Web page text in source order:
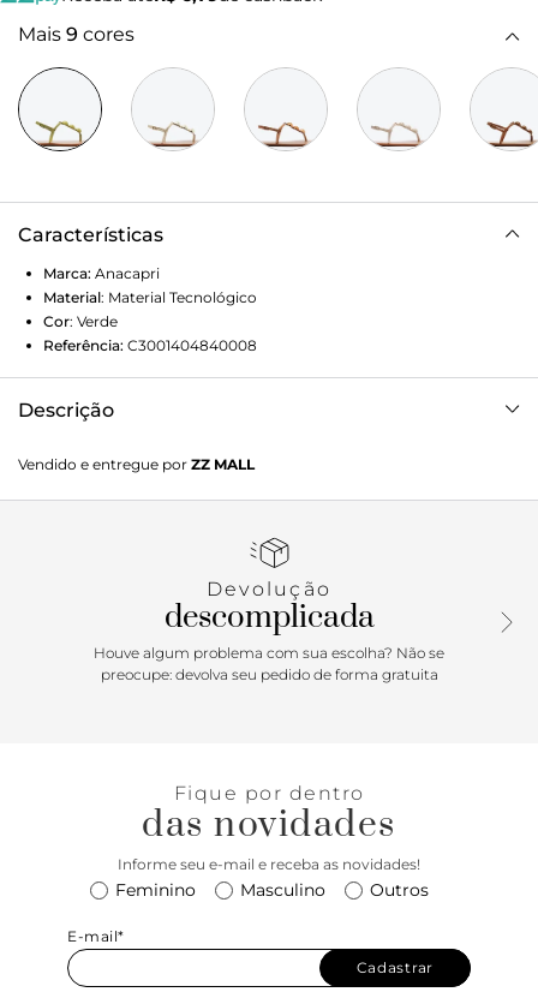
Mais 9 cores
Características
Marca: Anacapri
Material: Material Tecnológico
Cor: Verde
Referência: C3001404840008
Descrição
verde. O modelo possui solado rasteiro e emborrachado,
com leve saltinho traseiro. De biqueira arredondada em
central entre os dedos, com aplicação aplicação de trio de
traseira, traz fecho em fivela regulável, contornando o
calcanhar. Com assinatura Anacapri na palmilha marrom.
Porque Apostar: É tempo de celebrar com frescor absoluto
aos seus pés! A sandália rasteira Anacapri é a escolha certa
Você merece esse conforto!
Vendido e entregue por ZZ MALL
Devolução
descomplicada
Houve algum problema com sua escolha? Não se
preocupe: devolva seu pedido de forma gratuita
Fique por dentro
das novidades
Informe seu e-mail e receba as novidades!
Feminino Masculino Outros
E-mail*
Cadastrar